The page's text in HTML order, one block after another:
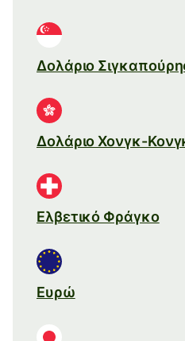
Δολάριο
Δολάριο Χονγκ-
Ελβετικό Φράγκο
Ευρώ